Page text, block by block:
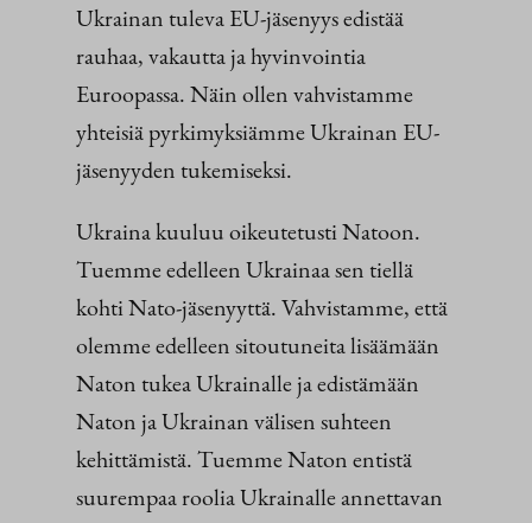
Ukrainan tuleva EU-jäsenyys edistää
rauhaa, vakautta ja hyvinvointia
Euroopassa. Näin ollen vahvistamme
yhteisiä pyrkimyksiämme Ukrainan EU-
jäsenyyden tukemiseksi.
Ukraina kuuluu oikeutetusti Natoon.
Tuemme edelleen Ukrainaa sen tiellä
kohti Nato-jäsenyyttä. Vahvistamme, että
olemme edelleen sitoutuneita lisäämään
Naton tukea Ukrainalle ja edistämään
Naton ja Ukrainan välisen suhteen
kehittämistä. Tuemme Naton entistä
suurempaa roolia Ukrainalle annettavan